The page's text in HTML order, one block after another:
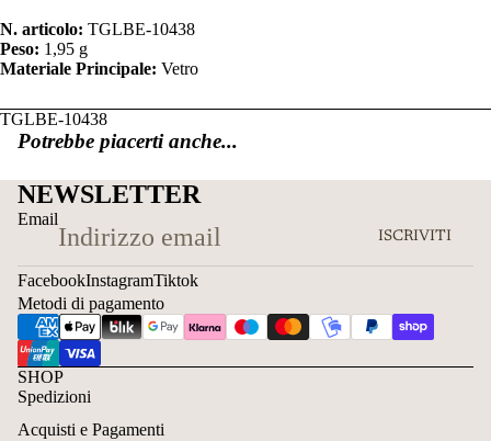
N. articolo: TGLBE-10438
Peso: 1,95 g
Materiale Principale: Vetro
TGLBE-10438
Potrebbe piacerti anche...
NEWSLETTER
Email
ISCRIVITI
FacebookInstagramTiktok
Metodi di pagamento
SHOP
Spedizioni
Acquisti e Pagamenti